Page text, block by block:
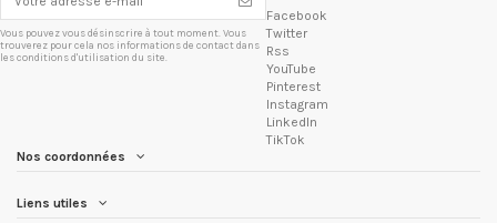
Vous pouvez vous désinscrire à tout moment. Vous
trouverez pour cela nos informations de contact dans
les conditions d'utilisation du site.
Facebook
Twitter
Rss
YouTube
Pinterest
Instagram
LinkedIn
TikTok
Nos coordonnées
Liens utiles